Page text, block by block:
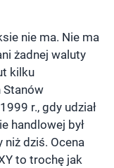
nie ma. Nie ma
żadnej waluty
kilku
Stanów
r., gdy udział
handlowej był
niż dziś. Ocena
to trochę jak